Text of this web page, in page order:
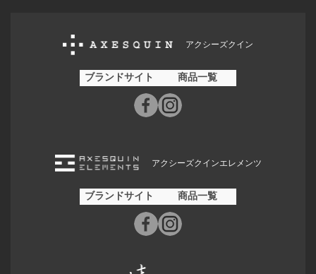
アクシーズクイン
ブランドサイト 商品一覧
アクシーズクインエレメンツ
ブランドサイト 商品一覧